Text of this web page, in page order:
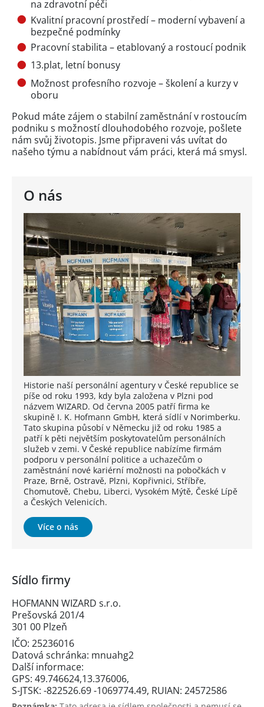
O nás
Historie naší personální agentury v České republice se
píše od roku 1993, kdy byla založena v Plzni pod
názvem WIZARD. Od června 2005 patří firma ke
skupině I. K. Hofmann GmbH, která sídlí v Norimberku.
Tato skupina působí v Německu již od roku 1985 a
patří k pěti největším poskytovatelům personálních
služeb v zemi. V České republice nabízíme firmám
podporu v personální politice a uchazečům o
zaměstnání nové kariérní možnosti na pobočkách v
Praze, Brně, Ostravě, Plzni, Kopřivnici, Stříbře,
Chomutově, Chebu, Liberci, Vysokém Mýtě, České Lípě
a Českých Velenicích.
Více o nás
na zdravotní péči
Kvalitní pracovní prostředí – moderní vybavení a
bezpečné podmínky
Pracovní stabilita – etablovaný a rostoucí podnik
13.plat, letní bonusy
Možnost profesního rozvoje – školení a kurzy v
oboru
Pokud máte zájem o stabilní zaměstnání v rostoucím
podniku s možností dlouhodobého rozvoje, pošlete
nám svůj životopis. Jsme připraveni vás uvítat do
našeho týmu a nabídnout vám práci, která má smysl.
Sídlo firmy
HOFMANN WIZARD s.r.o.
Prešovská 201/4
301 00 Plzeň
IČO: 25236016
Datová schránka: mnuahg2
Další informace:
GPS: 49.746624,13.376006,
S-JTSK: -822526.69 -1069774.49, RUIAN: 24572586